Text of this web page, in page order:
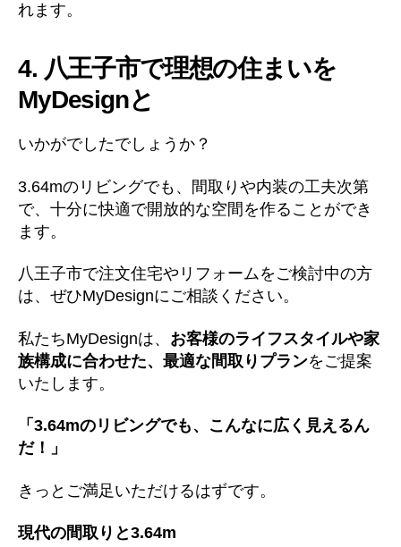
れます。
4. 八王子市で理想の住まいを
MyDesignと
いかがでしたでしょうか？
3.64mのリビングでも、間取りや内装の工夫次第
で、十分に快適で開放的な空間を作ることができ
ます。
八王子市で注文住宅やリフォームをご検討中の方
は、ぜひMyDesignにご相談ください。
私たちMyDesignは、 お客様のライフスタイルや家
族構成に合わせた、最適な間取りプランをご提案
いたします。
「3.64mのリビングでも、こんなに広く見えるん
だ！」
きっとご満足いただけるはずです。
現代の間取りと3.64m